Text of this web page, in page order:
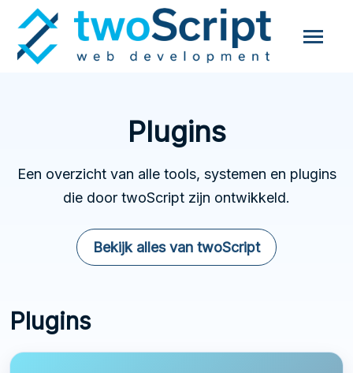
Plugins
Een overzicht van alle tools, systemen en plugins
die door twoScript zijn ontwikkeld.
Bekijk alles van twoScript
Plugins